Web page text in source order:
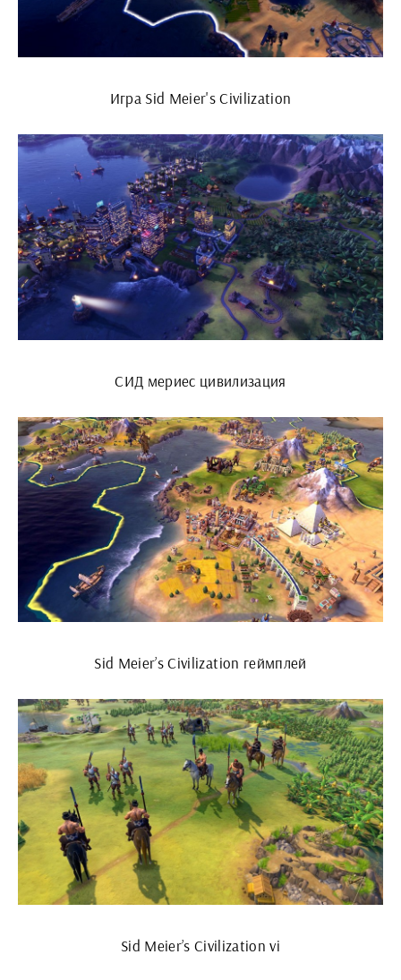
Игра Sid Meier's Civilization
СИД мериес цивилизация
Sid Meier’s Civilization геймплей
Sid Meier’s Civilization vi